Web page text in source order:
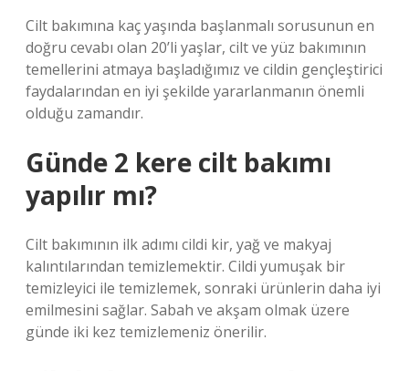
Cilt bakımına kaç yaşında başlanmalı sorusunun en
doğru cevabı olan 20’li yaşlar, cilt ve yüz bakımının
temellerini atmaya başladığımız ve cildin gençleştirici
faydalarından en iyi şekilde yararlanmanın önemli
olduğu zamandır.
Günde 2 kere cilt bakımı
yapılır mı?
Cilt bakımının ilk adımı cildi kir, yağ ve makyaj
kalıntılarından temizlemektir. Cildi yumuşak bir
temizleyici ile temizlemek, sonraki ürünlerin daha iyi
emilmesini sağlar. Sabah ve akşam olmak üzere
günde iki kez temizlemeniz önerilir.